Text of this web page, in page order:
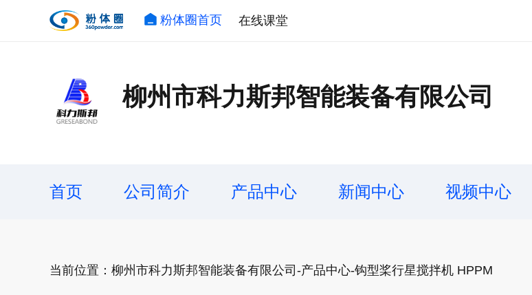
粉体圈首页 在线课堂
柳州市科力斯邦智能装备有限公司
首页 公司简介 产品中心 新闻中心 视频中心
当前位置：柳州市科力斯邦智能装备有限公司-产品中心-钩型桨行星搅拌机 HPPM